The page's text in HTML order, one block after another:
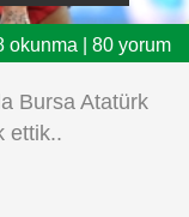
okunma | 80 yorum
Bursa Atatürk
ettik..